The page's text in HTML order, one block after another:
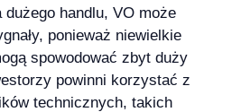
dużego handlu, VO może
ponieważ niewielkie
spowodować zbyt duży
powinni korzystać z
technicznych, takich